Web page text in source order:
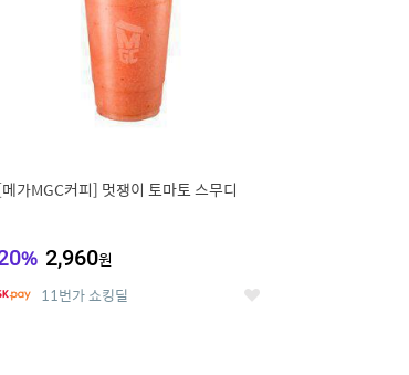
가MGC커피] 멋쟁이 토마토 스무디
% 2,960원
11번가 쇼킹딜 좋